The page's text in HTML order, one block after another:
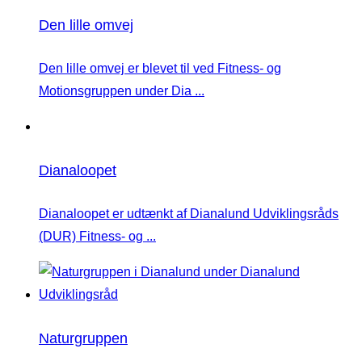
Den lille omvej
Den lille omvej er blevet til ved Fitness- og
Motionsgruppen under Dia ...
Dianaloopet
Dianaloopet er udtænkt af Dianalund Udviklingsråds
(DUR) Fitness- og ...
Naturgruppen